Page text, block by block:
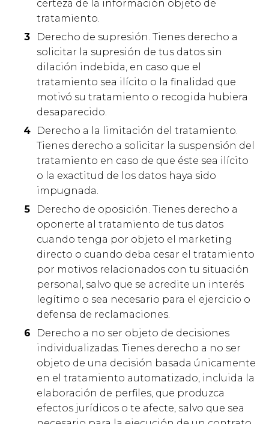
certeza de la información objeto de
tratamiento.
Derecho de supresión. Tienes derecho a
solicitar la supresión de tus datos sin
dilación indebida, en caso que el
tratamiento sea ilícito o la finalidad que
motivó su tratamiento o recogida hubiera
desaparecido.
Derecho a la limitación del tratamiento.
Tienes derecho a solicitar la suspensión del
tratamiento en caso de que éste sea ilícito
o la exactitud de los datos haya sido
impugnada.
Derecho de oposición. Tienes derecho a
oponerte al tratamiento de tus datos
cuando tenga por objeto el marketing
directo o cuando deba cesar el tratamiento
por motivos relacionados con tu situación
personal, salvo que se acredite un interés
legítimo o sea necesario para el ejercicio o
defensa de reclamaciones.
Derecho a no ser objeto de decisiones
individualizadas. Tienes derecho a no ser
objeto de una decisión basada únicamente
en el tratamiento automatizado, incluida la
elaboración de perfiles, que produzca
efectos jurídicos o te afecte, salvo que sea